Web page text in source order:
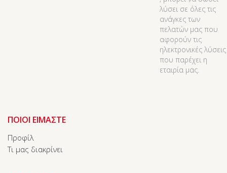
λύσει σε όλες τις
ανάγκες των
πελατών μας που
αφορούν τις
ηλεκτρονικές λύσεις
που παρέχει η
εταιρία μας.
ΠΟΙΟΙ ΕΙΜΑΣΤΕ
Προφίλ
Τι μας διακρίνει